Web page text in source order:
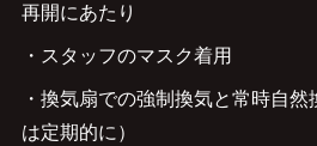
再開にあたり
・スタッフのマスク着用
・換気扇での強制換気と常時自
は定期的に）